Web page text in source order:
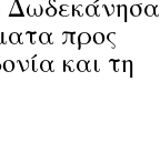
προς
και τη